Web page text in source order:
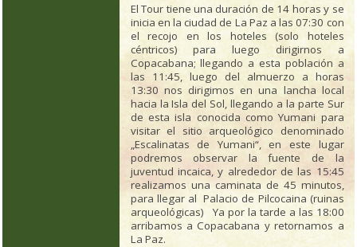
El Tour tiene una duración de 14 horas y se
inicia en la ciudad de La Paz a las 07:30 con
el recojo en los hoteles (solo hoteles
céntricos) para luego dirigirnos a
Copacabana; llegando a esta población a
las 11:45, luego del almuerzo a horas
13:30 nos dirigimos en una lancha local
hacia la Isla del Sol, llegando a la parte Sur
de esta isla conocida como Yumani para
visitar el sitio arqueológico denominado
„Escalinatas de Yumani“, en este lugar
podremos observar la fuente de la
juventud incaica, y alrededor de las 15:45
realizamos una caminata de 45 minutos,
para llegar al Palacio de Pilcocaina (ruinas
arqueológicas) Ya por la tarde a las 18:00
arribamos a Copacabana y retornamos a
La Paz.